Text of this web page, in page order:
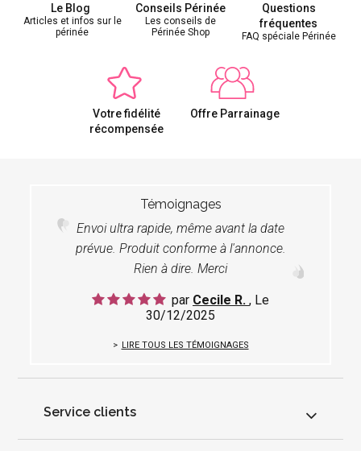
Le Blog
Articles et infos sur le
périnée
Conseils Périnée
Les conseils de
Périnée Shop
Questions
fréquentes
FAQ spéciale Périnée
Votre fidélité
récompensée
Offre Parrainage
Témoignages
Envoi ultra rapide, même avant la date
prévue. Produit conforme à l'annonce.
Rien à dire. Merci
par Cecile R. , Le
30/12/2025
LIRE TOUS LES TÉMOIGNAGES
Service clients